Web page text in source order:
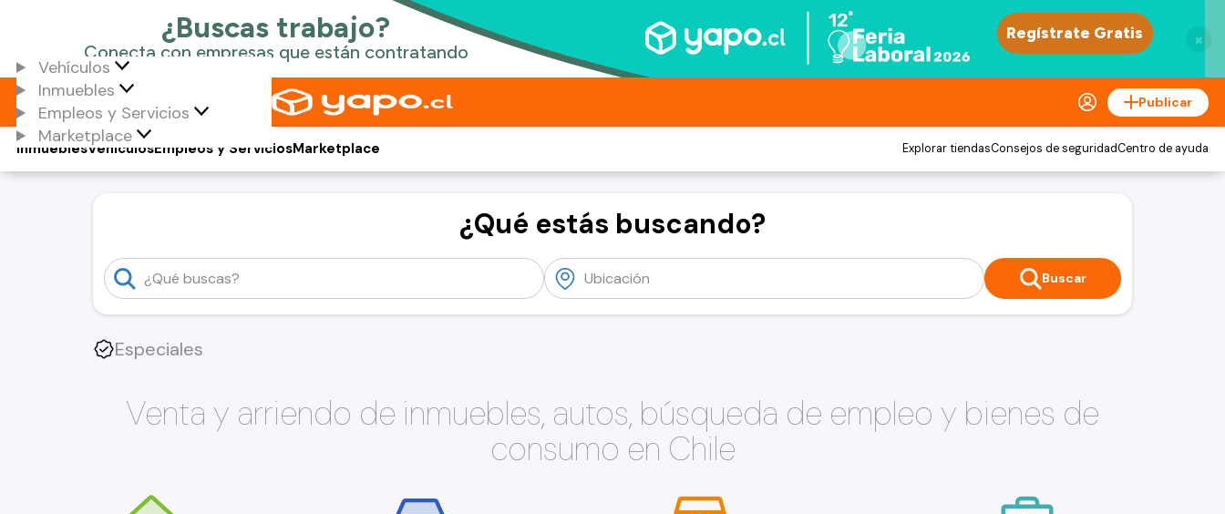
×
Vehículos
Inmuebles
Empleos y Servicios
Marketplace
Publicar
Vehículos
Inmuebles Empleos y ServiciosMarketplace Explorar tiendasConsejos de seguridadCentro de ayuda
¿Qué estás buscando?
Buscar
Especiales
Venta y arriendo de inmuebles, autos, búsqueda de empleo y bienes de
consumo en Chile